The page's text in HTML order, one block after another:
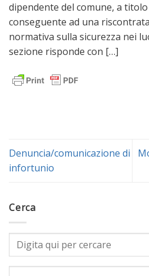
dipendente del comune, a
conseguente ad una
normativa sulla sicurezza nei
sezione risponde con […]
Denuncia/comunicazione di
infortunio
Cerca